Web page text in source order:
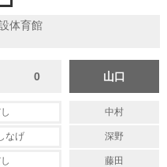
体育館
0 山口
中村
なげ 深野
藤田